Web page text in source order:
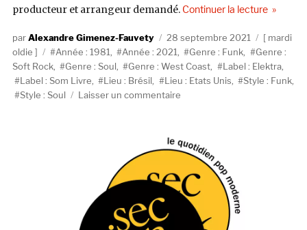
producteur et arrangeur demandé. Continuer la lecturede «
AuteurAlexandre Gimenez-Fauvety
Publié
le
28 septembre 2021
mardi
oldie
Étiquettes
Année : 1981, Année : 2021, Genre : Funk,
Genre :
Soft Rock, Genre : Soul, Genre : West Coast, Label : Elektra,
Label : Som Livre, Lieu : Brésil, Lieu : Etats Unis, Style : Funk,
Style : Soul
Laisser un commentaire
Rockin’
You
Eternally
(Elektra,
1981),
Marcos
Valle,